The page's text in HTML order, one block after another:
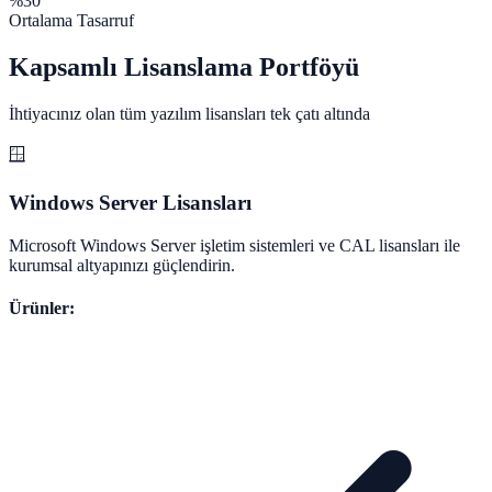
Ortalama Tasarruf
Kapsamlı Lisanslama Portföyü
İhtiyacınız olan tüm yazılım lisansları tek çatı altında
🪟
Windows Server Lisansları
Microsoft Windows Server işletim sistemleri ve CAL lisansları ile
kurumsal altyapınızı güçlendirin.
Ürünler: